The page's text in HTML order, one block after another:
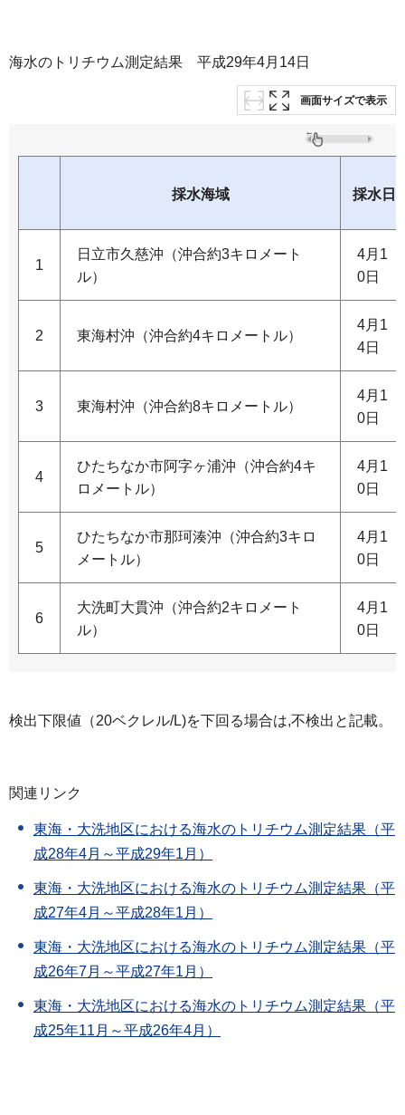
海水のトリチウム測定結果 平成29年4月14日
画面サイズで表示
採水海域 採水日
1
日立市久慈沖（沖合約3キロメート
ル）
4月1
0日
2 東海村沖（沖合約4キロメートル）
4月1
4日
3 東海村沖（沖合約8キロメートル）
4月1
0日
4
ひたちなか市阿字ヶ浦沖（沖合約4キ
ロメートル）
4月1
0日
5
ひたちなか市那珂湊沖（沖合約3キロ
メートル）
4月1
0日
6
大洗町大貫沖（沖合約2キロメート
ル）
4月1
0日
検出下限値（20ベクレル/L)を下回る場合は,不検出と記載。
関連リンク
東海・大洗地区における海水のトリチウム測定結果（平
成28年4月～平成29年1月）
東海・大洗地区における海水のトリチウム測定結果（平
成27年4月～平成28年1月）
東海・大洗地区における海水のトリチウム測定結果（平
成26年7月～平成27年1月）
東海・大洗地区における海水のトリチウム測定結果（平
成25年11月～平成26年4月）